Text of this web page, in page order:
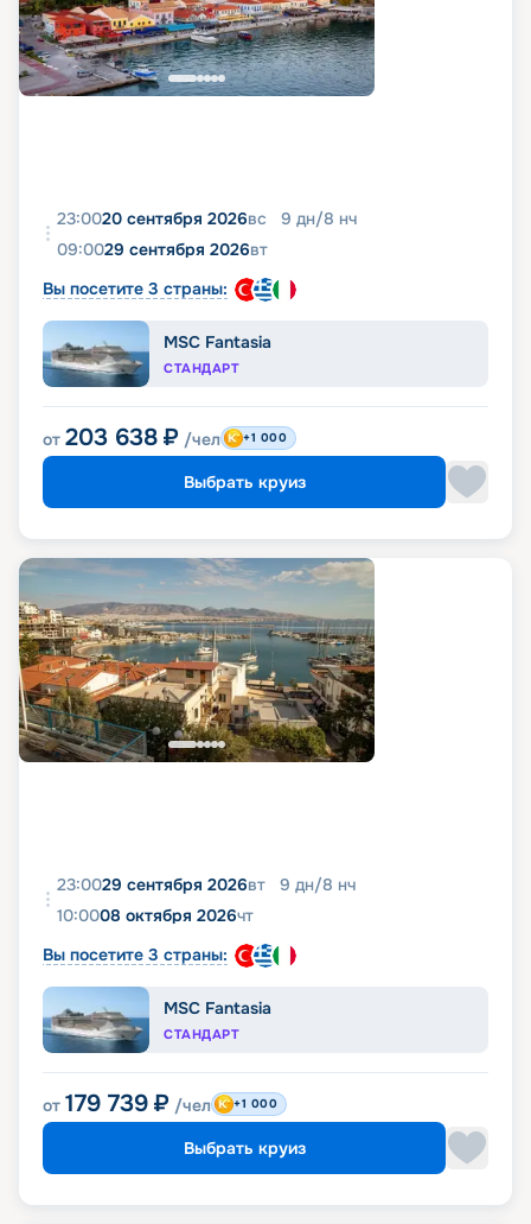
23:0020 сентября 2026вс 9 дн/8 нч
09:0029 сентября 2026вт
Вы посетите 3 страны:
MSC Fantasia
СТАНДАРТ
от 203 638 ₽ /чел +1 000
Выбрать круиз
23:0029 сентября 2026вт 9 дн/8 нч
10:0008 октября 2026чт
Вы посетите 3 страны:
MSC Fantasia
СТАНДАРТ
от 179 739 ₽ /чел +1 000
Выбрать круиз